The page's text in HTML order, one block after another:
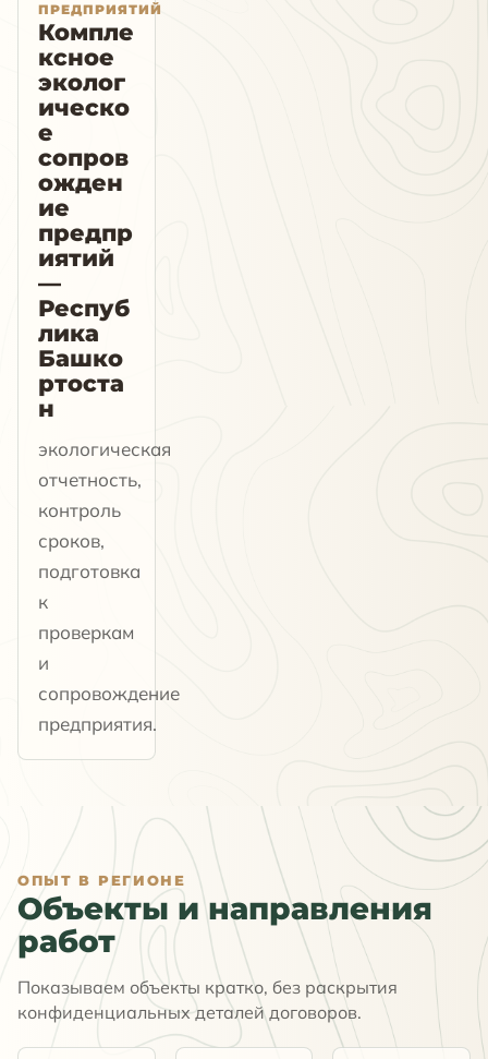
ПРЕДПРИЯТИЙ
Компле
ксное
эколог
ическо
е
сопров
ожден
ие
предпр
иятий
—
Респуб
лика
Башко
ртоста
н
экологическая
отчетность,
контроль
сроков,
подготовка
к
проверкам
и
сопровождение
предприятия.
ОПЫТ В РЕГИОНЕ
Объекты и направления
работ
Показываем объекты кратко, без раскрытия
конфиденциальных деталей договоров.